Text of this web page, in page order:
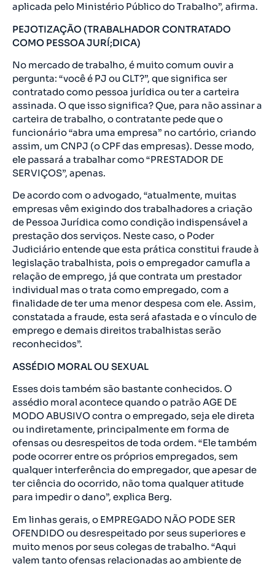
aplicada pelo Ministério Público do Trabalho”, afirma.
PEJOTIZAÇÃO (TRABALHADOR CONTRATADO
COMO PESSOA JURÍ;DICA)
No mercado de trabalho, é muito comum ouvir a
pergunta: “você é PJ ou CLT?”, que significa ser
contratado como pessoa jurídica ou ter a carteira
assinada. O que isso significa? Que, para não assinar a
carteira de trabalho, o contratante pede que o
funcionário “abra uma empresa” no cartório, criando
assim, um CNPJ (o CPF das empresas). Desse modo,
ele passará a trabalhar como “PRESTADOR DE
SERVIÇOS”, apenas.
De acordo com o advogado, “atualmente, muitas
empresas vêm exigindo dos trabalhadores a criação
de Pessoa Jurídica como condição indispensável a
prestação dos serviços. Neste caso, o Poder
Judiciário entende que esta prática constitui fraude à
legislação trabalhista, pois o empregador camufla a
relação de emprego, já que contrata um prestador
individual mas o trata como empregado, com a
finalidade de ter uma menor despesa com ele. Assim,
constatada a fraude, esta será afastada e o vínculo de
emprego e demais direitos trabalhistas serão
reconhecidos”.
ASSÉDIO MORAL OU SEXUAL
Esses dois também são bastante conhecidos. O
assédio moral acontece quando o patrão AGE DE
MODO ABUSIVO contra o empregado, seja ele direta
ou indiretamente, principalmente em forma de
ofensas ou desrespeitos de toda ordem. “Ele também
pode ocorrer entre os próprios empregados, sem
qualquer interferência do empregador, que apesar de
ter ciência do ocorrido, não toma qualquer atitude
para impedir o dano”, explica Berg.
Em linhas gerais, o EMPREGADO NÃO PODE SER
OFENDIDO ou desrespeitado por seus superiores e
muito menos por seus colegas de trabalho. “Aqui
valem tanto ofensas relacionadas ao ambiente de